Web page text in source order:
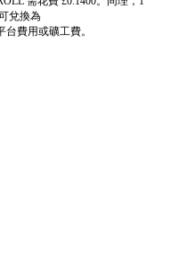
兌換為
台費用或礦工費。